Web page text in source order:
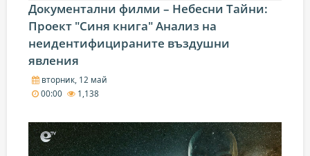
Документални филми – Небесни Тайни:
Проект "Синя книга" Анализ на
неидентифицираните въздушни
явления
вторник, 12 май
00:00
1,138